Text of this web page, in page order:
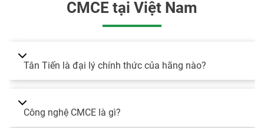
CMCE tại Việt Nam
Tân Tiến là đại lý chính thức của hãng nào?
Công nghệ CMCE là gì?